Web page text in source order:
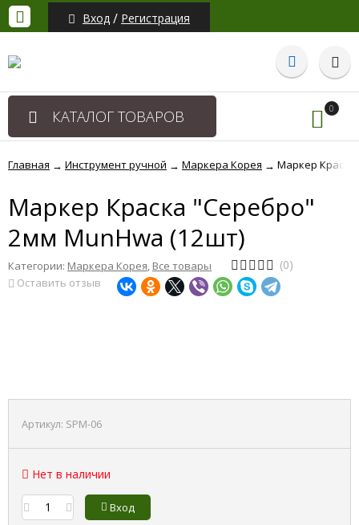
Вход / Регистрация
КАТАЛОГ ТОВАРОВ 0
Главная → Инструмент ручной → Маркера Корея → Маркер
Маркер Краска "Серебро"
2мм MunHwa (12шт)
Категории: Маркера Корея Все товары (0)
Оставить отзыв
Артикул: SPM-06
Нет в наличии
Вход